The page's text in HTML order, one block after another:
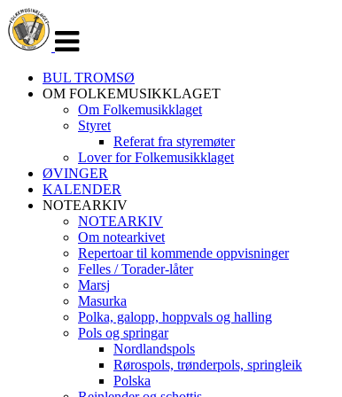
navigasjon
BUL TROMSØ
OM FOLKEMUSIKKLAGET
Om Folkemusikklaget
Styret
Referat fra styremøter
Lover for Folkemusikklaget
ØVINGER
KALENDER
NOTEARKIV
NOTEARKIV
Om notearkivet
Repertoar til kommende oppvisninger
Felles / Torader-låter
Marsj
Masurka
Polka, galopp, hoppvals og halling
Pols og springar
Nordlandspols
Rørospols, trønderpols, springleik
Polska